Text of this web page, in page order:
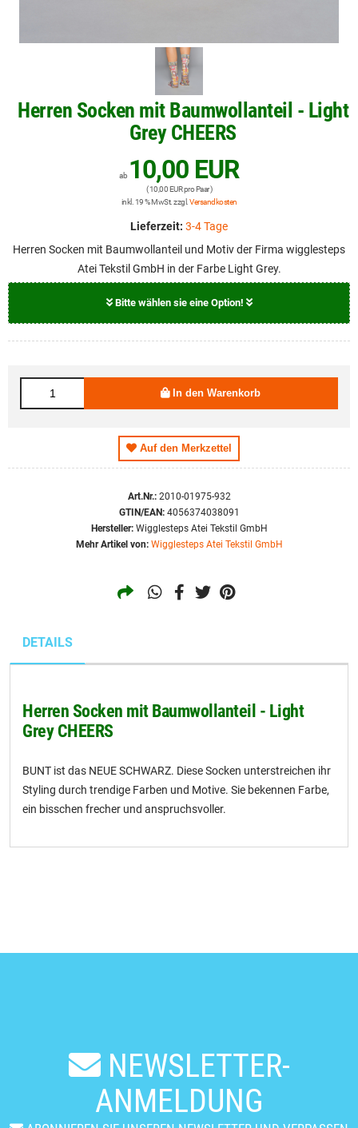
Herren Socken mit Baumwollanteil - Light
Grey CHEERS
ab 10,00 EUR
( 10,00 EUR pro Paar )
inkl. 19 % MwSt. zzgl. Versandkosten
Lieferzeit: 3-4 Tage
Herren Socken mit Baumwollanteil und Motiv der Firma wigglesteps
Atei Tekstil GmbH in der Farbe Light Grey.
Bitte wählen sie eine Option!
41 -46 EU In den Warenkorb
Auf den Merkzettel
Art.Nr.:2010-01975-932
GTIN/EAN:4056374038091
Hersteller: Wigglesteps Atei Tekstil GmbH
Mehr Artikel von: Wigglesteps Atei Tekstil GmbH
DETAILS
Herren Socken mit Baumwollanteil - Light
Grey CHEERS
BUNT ist das NEUE SCHWARZ. Diese Socken unterstreichen ihr
Styling durch trendige Farben und Motive. Sie bekennen Farbe,
ein bisschen frecher und anspruchsvoller.
NEWSLETTER-
ANMELDUNG